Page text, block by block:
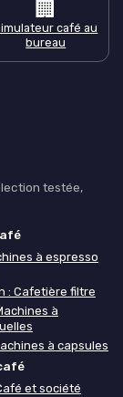
🏢
café au
bureau
testée,
à espresso
: Cafetière filtre
à
à capsules
et société